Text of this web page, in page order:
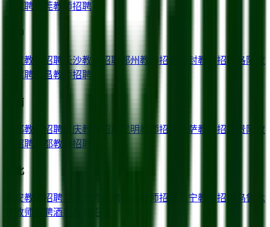
师招聘
东莞教师招聘
华中
武汉教师招聘 长沙教师招聘 郑州教师招聘 开封教师招聘 洛阳
教
师招聘
宜昌教师招聘
西南
成都教师招聘 重庆教师招聘 昆明教师招聘 拉萨教师招聘 贵阳
教
师招聘
昌都教师招聘
西北
西安教师招聘 教师招聘 西宁教师招聘
乌鲁木
教师招聘酒泉 教师招聘